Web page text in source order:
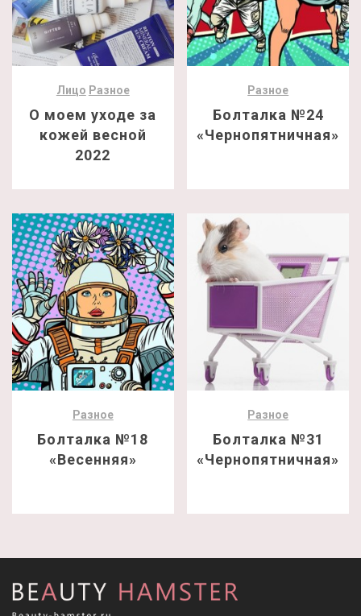
Лицо Разное
О моем уходе за
кожей весной
2022
Разное
Болталка №24
«Чернопятничная»
Разное
Болталка №18
«Весенняя»
Разное
Болталка №31
«Чернопятничная»